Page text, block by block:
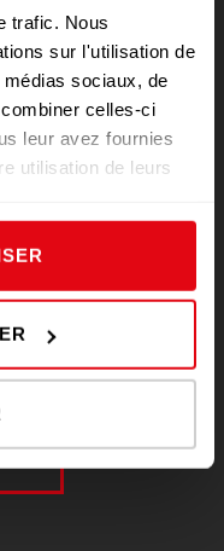
trafic. Nous
sur l'utilisation de
sociaux, de
celles-ci
leur avez fournies
utilisation de leurs